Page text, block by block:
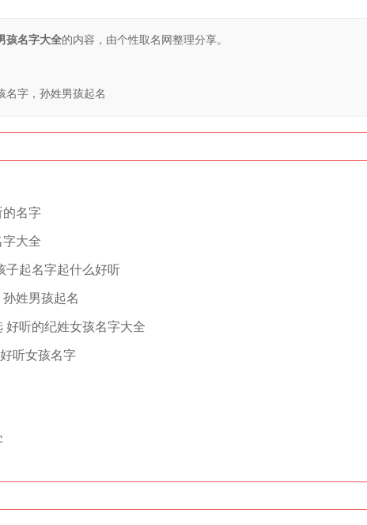
孩名字大全的内容，由个性取名网整理分享。
名字，孙姓男孩起名
的名字
大全
子起名字起什么好听
姓男孩起名
好听的纪姓女孩名字大全
听女孩名字